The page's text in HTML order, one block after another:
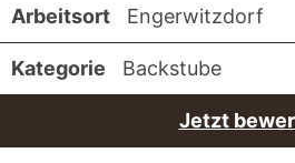
Engerwitzdorf
Backstube
Jetzt